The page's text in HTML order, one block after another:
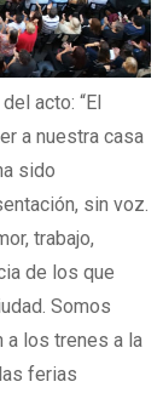
acto: “El
a nuestra casa
sido
sin voz.
trabajo,
de los que
Somos
a los trenes a la
ferias